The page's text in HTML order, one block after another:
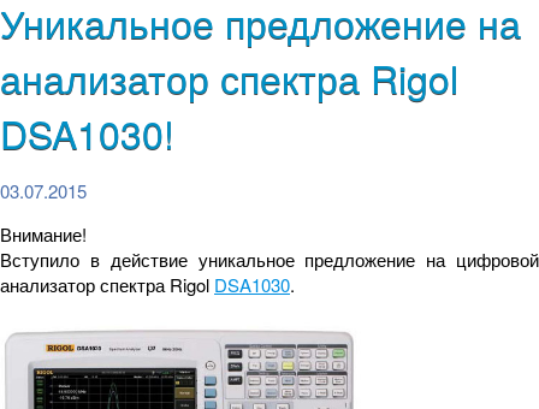
Уникальное предложение на
анализатор спектра Rigol
DSA1030!
03.07.2015
Внимание!
Вступило в действие уникальное предложение на цифровой
анализатор спектра Rigol DSA1030.